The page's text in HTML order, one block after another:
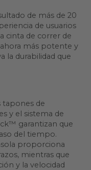
de más de 20
de usuarios
cinta de correr de
más potente y
la durabilidad que
tapones de
y el sistema de
garantizan que
del tiempo.
proporciona
mientras que
y la velocidad